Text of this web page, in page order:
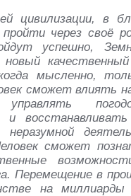
цивилизации, в
через своё
успешно,
качественный
мысленно,
сможет влиять
и
неразумной
сможет
Перемещение в
на